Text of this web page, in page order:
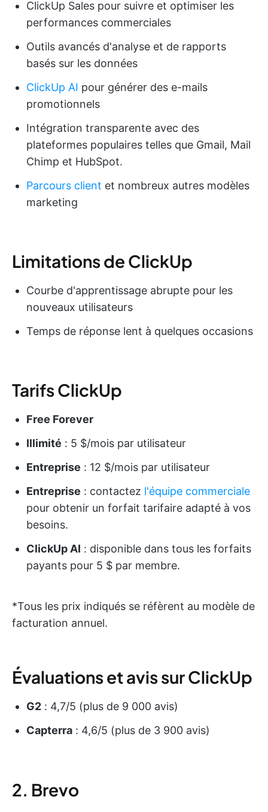
ClickUp Sales pour suivre et optimiser les
performances commerciales
Outils avancés d'analyse et de rapports
basés sur les données
ClickUp AI pour générer des e-mails
promotionnels
Intégration transparente avec des
plateformes populaires telles que Gmail, Mail
Chimp et HubSpot.
Parcours client et nombreux autres modèles
marketing
Limitations de ClickUp
Courbe d'apprentissage abrupte pour les
nouveaux utilisateurs
Temps de réponse lent à quelques occasions
Tarifs ClickUp
Free Forever
Illimité : 5 $/mois par utilisateur
Entreprise : 12 $/mois par utilisateur
Entreprise : contactez l'équipe commerciale
pour obtenir un forfait tarifaire adapté à vos
besoins.
ClickUp AI : disponible dans tous les forfaits
payants pour 5 $ par membre.
*Tous les prix indiqués se réfèrent au modèle de
facturation annuel.
Évaluations et avis sur ClickUp
G2 : 4,7/5 (plus de 9 000 avis)
Capterra : 4,6/5 (plus de 3 900 avis)
2. Brevo